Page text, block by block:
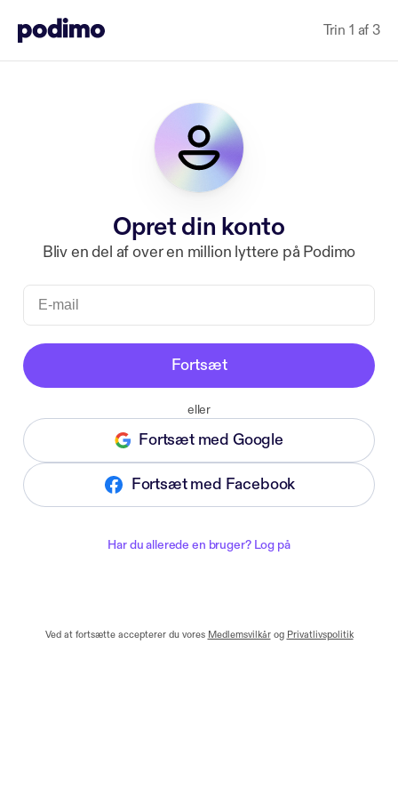
Trin 1 af 3
Opret din konto
Bliv en del af over en million lyttere på Podimo
Fortsæt
eller
Fortsæt med Google
Fortsæt med Facebook
Har du allerede en bruger? Log på
Ved at fortsætte accepterer du vores Medlemsvilkår og Privatlivspolitik